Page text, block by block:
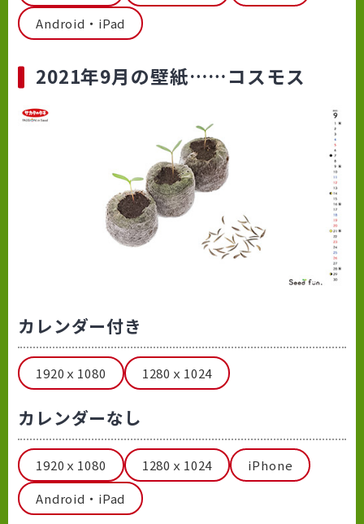
Android・iPad
2021年9月の壁紙……コスモス
カレンダー付き
1920ｘ1080 1280ｘ1024
カレンダーなし
1920ｘ1080 1280ｘ1024
iPhone
Android・iPad